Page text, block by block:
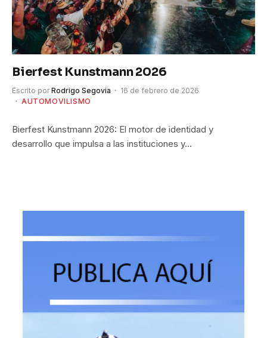
Bierfest Kunstmann 2026
Escrito por Rodrigo Segovia
16 de febrero de 2026
AUTOMOVILISMO
Bierfest Kunstmann 2026: El motor de identidad y
desarrollo que impulsa a las instituciones y…